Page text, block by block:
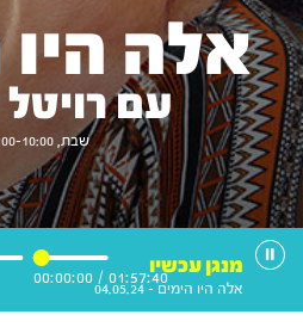
אלה
עם
שבת, 08:00-10:00
01:57:40
/
00:00:00
מנגן עכשיו
אלה היו הימים - 04.05.24